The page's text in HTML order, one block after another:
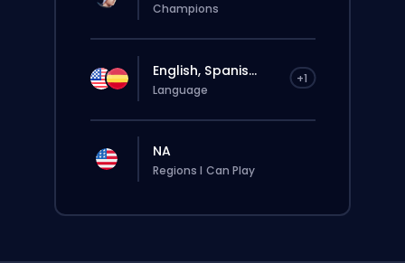
Champions
English, Spanis... +1
Language
NA
Regions I Can Play